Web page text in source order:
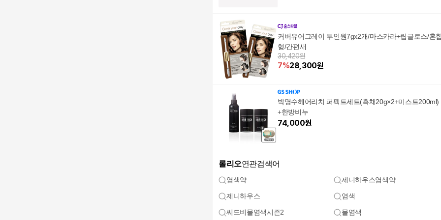
커버유어그레이 투인원7gx2개/마스카라+립글로스/혼
형/간편새
30,420원
7%28,300원
박명수헤어리치 퍼펙트세트(흑채20g×2+미스트200ml)
+한방비누
74,000원
롤리오연관검색어
염색약 제니하우스염색약
제니하우스 염색
씨드비물염색시즌2 물염색